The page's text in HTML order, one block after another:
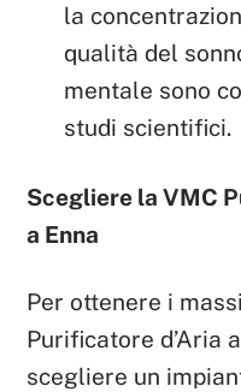
la
qualità del
mentale sono
studi scientifici.
Scegliere la VMC
a Enna
Per ottenere i
Purificatore d’Aria
scegliere un